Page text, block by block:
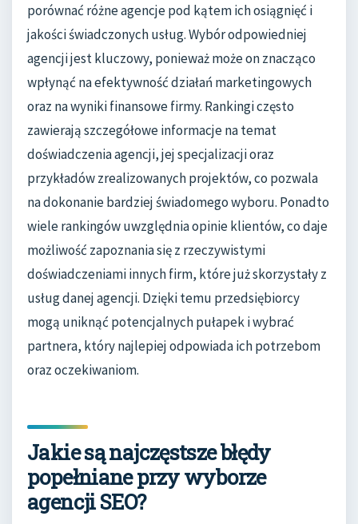
porównać różne agencje pod kątem ich osiągnięć i
jakości świadczonych usług. Wybór odpowiedniej
agencji jest kluczowy, ponieważ może on znacząco
wpłynąć na efektywność działań marketingowych
oraz na wyniki finansowe firmy. Rankingi często
zawierają szczegółowe informacje na temat
doświadczenia agencji, jej specjalizacji oraz
przykładów zrealizowanych projektów, co pozwala
na dokonanie bardziej świadomego wyboru. Ponadto
wiele rankingów uwzględnia opinie klientów, co daje
możliwość zapoznania się z rzeczywistymi
doświadczeniami innych firm, które już skorzystały z
usług danej agencji. Dzięki temu przedsiębiorcy
mogą uniknąć potencjalnych pułapek i wybrać
partnera, który najlepiej odpowiada ich potrzebom
oraz oczekiwaniom.
Jakie są najczęstsze błędy
popełniane przy wyborze
agencji SEO?